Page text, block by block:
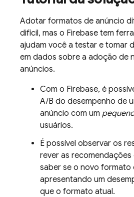
Adotar formatos de anúncio
difícil, mas o Firebase tem
ajudam você a testar e tomar
em dados sobre a adoção de
anúncios.
Com o Firebase, é
A/B do desempenho de
anúncio com um
usuários.
É possível observar os
rever as recomendações
saber se o novo formato
apresentando um
que o formato atual.